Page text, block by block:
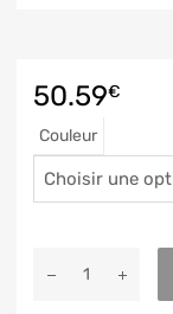
50.59€
Couleur